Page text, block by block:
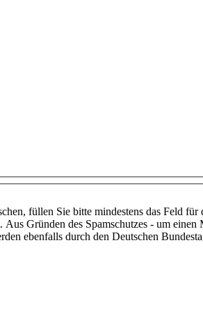
füllen Sie bitte mindestens das Feld
Gründen des Spamschutzes - um
ebenfalls durch den Deutschen